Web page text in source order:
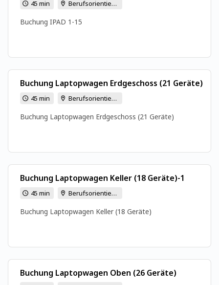
45 min Berufsorientierte Schule Kirchmöser, Schulstraße 38, 14774 Brandenburg an der Havel
Buchung IPAD 1-15
Buchung Laptopwagen Erdgeschoss (21 Geräte)
45 min Berufsorientierte Schule Kirchmöser, Schulstraße 38, 14774 Brandenburg an der Havel
Buchung Laptopwagen Erdgeschoss (21 Geräte)
Buchung Laptopwagen Keller (18 Geräte)-1
45 min Berufsorientierte Schule Kirchmöser, Schulstraße 38, 14774 Brandenburg an der Havel
Buchung Laptopwagen Keller (18 Geräte)
Buchung Laptopwagen Oben (26 Geräte)